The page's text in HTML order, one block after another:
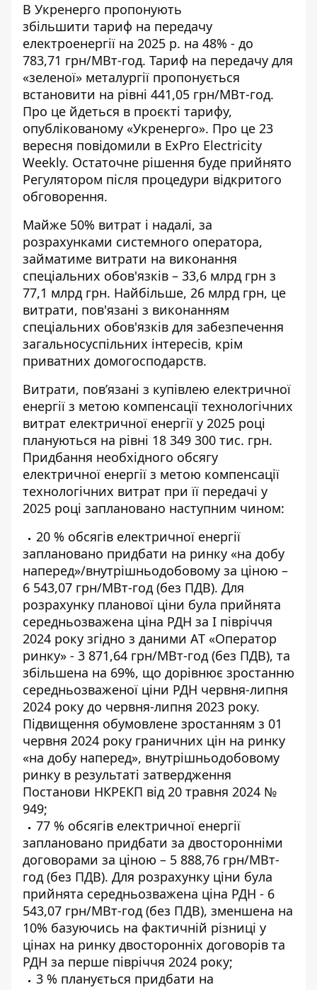
В Укренерго пропонують
збільшити тариф на передачу
електроенергії на 2025 р. на 48% - до
783,71 грн/МВт-год. Тариф на передачу для
«зеленої» металургії пропонується
встановити на рівні 441,05 грн/МВт-год.
Про це йдеться в проєкті тарифу,
опублікованому «Укренерго». Про це 23
вересня повідомили в ExPro Electricity
Weekly. Остаточне рішення буде прийнято
Регулятором після процедури відкритого
обговорення.
Майже 50% витрат і надалі, за
розрахунками системного оператора,
займатиме витрати на виконання
спеціальних обов'язків – 33,6 млрд грн з
77,1 млрд грн. Найбільше, 26 млрд грн, це
витрати, пов'язані з виконанням
спеціальних обов'язків для забезпечення
загальносуспільних інтересів, крім
приватних домогосподарств.
Витрати, пов’язані з купівлею електричної
енергії з метою компенсації технологічних
витрат електричної енергії у 2025 році
плануються на рівні 18 349 300 тис. грн.
Придбання необхідного обсягу
електричної енергії з метою компенсації
технологічних витрат при її передачі у
2025 році заплановано наступним чином:
20 % обсягів електричної енергії
заплановано придбати на ринку «на добу
наперед»/внутрішньодобовому за ціною –
6 543,07 грн/МВт-год (без ПДВ). Для
розрахунку планової ціни була прийнята
середньозважена ціна РДН за I півріччя
2024 року згідно з даними АТ «Оператор
ринку» - 3 871,64 грн/МВт-год (без ПДВ), та
збільшена на 69%, що дорівнює зростанню
середньозваженої ціни РДН червня-липня
2024 року до червня-липня 2023 року.
Підвищення обумовлене зростанням з 01
червня 2024 року граничних цін на ринку
«на добу наперед», внутрішньодобовому
ринку в результаті затвердження
Постанови НКРЕКП від 20 травня 2024 №
949;
77 % обсягів електричної енергії
заплановано придбати за двосторонніми
договорами за ціною – 5 888,76 грн/МВт-
год (без ПДВ). Для розрахунку ціни була
прийнята середньозважена ціна РДН - 6
543,07 грн/МВт-год (без ПДВ), зменшена на
10% базуючись на фактичній різниці у
цінах на ринку двосторонніх договорів та
РДН за перше півріччя 2024 року;
3 % планується придбати на